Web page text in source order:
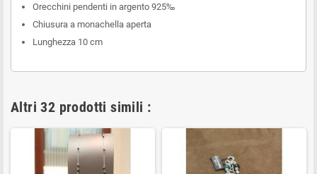
Orecchini pendenti in argento 925‰
Chiusura a monachella aperta
Lunghezza 10 cm
Altri 32 prodotti simili :